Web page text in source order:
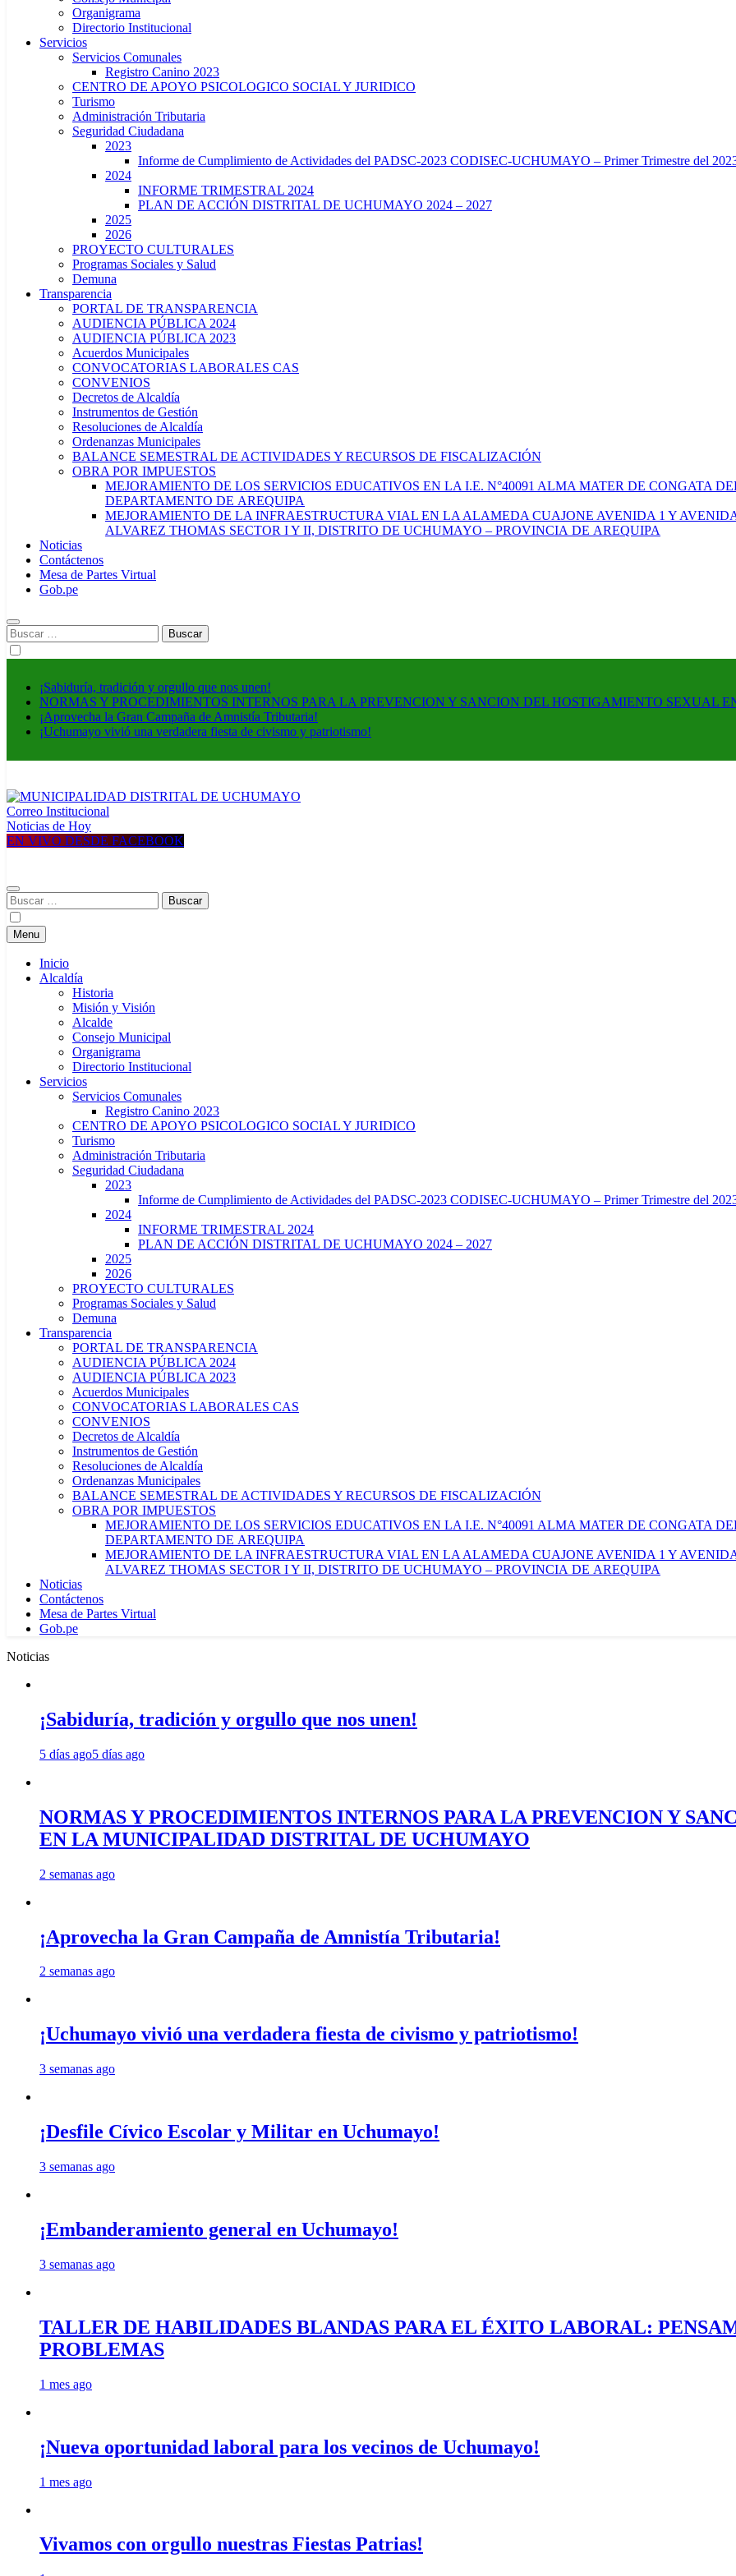
Organigrama
Directorio Institucional
Servicios
Servicios Comunales
Registro Canino 2023
CENTRO DE APOYO PSICOLOGICO SOCIAL Y JURIDICO
Turismo
Administración Tributaria
Seguridad Ciudadana
2023
Informe de Cumplimiento de Actividades del PADSC-2023 CODISEC-UCHUMAYO – Primer Trimestre del
2024
INFORME TRIMESTRAL 2024
PLAN DE ACCIÓN DISTRITAL DE UCHUMAYO 2024 – 2027
2025
2026
PROYECTO CULTURALES
Programas Sociales y Salud
Demuna
Transparencia
PORTAL DE TRANSPARENCIA
AUDIENCIA PÚBLICA 2024
AUDIENCIA PÚBLICA 2023
Acuerdos Municipales
CONVOCATORIAS LABORALES CAS
CONVENIOS
Decretos de Alcaldía
Instrumentos de Gestión
Resoluciones de Alcaldía
Ordenanzas Municipales
BALANCE SEMESTRAL DE ACTIVIDADES Y RECURSOS DE FISCALIZACIÓN
OBRA POR IMPUESTOS
MEJORAMIENTO DE LOS SERVICIOS EDUCATIVOS EN LA I.E. N°40091 ALMA MATER DE CONGATA
DEPARTAMENTO DE AREQUIPA
MEJORAMIENTO DE LA INFRAESTRUCTURA VIAL EN LA ALAMEDA CUAJONE AVENIDA 1 Y
ALVAREZ THOMAS SECTOR I Y II, DISTRITO DE UCHUMAYO – PROVINCIA DE AREQUIPA
Noticias
Contáctenos
Mesa de Partes Virtual
Gob.pe
Buscar:
¡Sabiduría, tradición y orgullo que nos unen!
NORMAS Y PROCEDIMIENTOS INTERNOS PARA LA PREVENCION Y SANCION DEL HOSTIGAMIENTO SEXUAL
¡Aprovecha la Gran Campaña de Amnistía Tributaria!
¡Uchumayo vivió una verdadera fiesta de civismo y patriotismo!
MUNICIPALIDAD DISTRITAL DE UCHUMAYO
Construyendo una nueva Historia
Correo Institucional
Noticias de Hoy
EN VIVO DESDE FACEBOOK
Buscar:
Menu
Inicio
Alcaldía
Historia
Misión y Visión
Alcalde
Consejo Municipal
Organigrama
Directorio Institucional
Servicios
Servicios Comunales
Registro Canino 2023
CENTRO DE APOYO PSICOLOGICO SOCIAL Y JURIDICO
Turismo
Administración Tributaria
Seguridad Ciudadana
2023
Informe de Cumplimiento de Actividades del PADSC-2023 CODISEC-UCHUMAYO – Primer Trimestre del
2024
INFORME TRIMESTRAL 2024
PLAN DE ACCIÓN DISTRITAL DE UCHUMAYO 2024 – 2027
2025
2026
PROYECTO CULTURALES
Programas Sociales y Salud
Demuna
Transparencia
PORTAL DE TRANSPARENCIA
AUDIENCIA PÚBLICA 2024
AUDIENCIA PÚBLICA 2023
Acuerdos Municipales
CONVOCATORIAS LABORALES CAS
CONVENIOS
Decretos de Alcaldía
Instrumentos de Gestión
Resoluciones de Alcaldía
Ordenanzas Municipales
BALANCE SEMESTRAL DE ACTIVIDADES Y RECURSOS DE FISCALIZACIÓN
OBRA POR IMPUESTOS
MEJORAMIENTO DE LOS SERVICIOS EDUCATIVOS EN LA I.E. N°40091 ALMA MATER DE CONGATA
DEPARTAMENTO DE AREQUIPA
MEJORAMIENTO DE LA INFRAESTRUCTURA VIAL EN LA ALAMEDA CUAJONE AVENIDA 1 Y
ALVAREZ THOMAS SECTOR I Y II, DISTRITO DE UCHUMAYO – PROVINCIA DE AREQUIPA
Noticias
Contáctenos
Mesa de Partes Virtual
Gob.pe
Noticias
¡Sabiduría, tradición y orgullo que nos unen!
5 días ago5 días ago
NORMAS Y PROCEDIMIENTOS INTERNOS PARA LA PREVENCION Y
EN LA MUNICIPALIDAD DISTRITAL DE UCHUMAYO
2 semanas ago
¡Aprovecha la Gran Campaña de Amnistía Tributaria!
2 semanas ago
¡Uchumayo vivió una verdadera fiesta de civismo y patriotismo!
3 semanas ago
¡Desfile Cívico Escolar y Militar en Uchumayo!
3 semanas ago
¡Embanderamiento general en Uchumayo!
3 semanas ago
TALLER DE HABILIDADES BLANDAS PARA EL ÉXITO LABORAL:
PROBLEMAS
1 mes ago
¡Nueva oportunidad laboral para los vecinos de Uchumayo!
1 mes ago
Vivamos con orgullo nuestras Fiestas Patrias!